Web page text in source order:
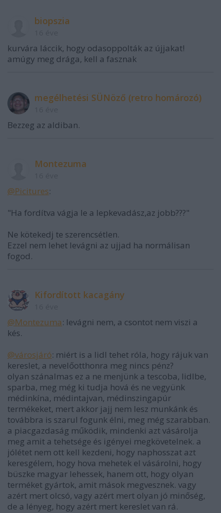
biopszia
kurvára láccik, hogy odasoppolták az újjakat!
amúgy meg drága, kell a fasznak
megélhetési SÜNöző (retro homározó)
Bezzeg az aldiban.
Montezuma
@Picitures:
"Ha fordítva vágja le a lepkevadász,az jobb???"
Ne kötekedj te szerencsétlen.
Ezzel nem lehet levágni az ujjad ha normálisan
fogod.
Kifordított kacagány
@Montezuma: levágni nem, a csontot nem viszi a
kés.
@városjáró: miért is a lidl tehet róla, hogy rájuk van
kereslet, a nevelőotthonra meg nincs pénz?
olyan szánalmas ez a ne menjünk a tescoba, lidlbe,
sparba, meg még ki tudja hová és ne vegyünk
médinkína, médintajvan, médinszingapúr
termékeket, mert akkor jajj nem lesz munkánk és
továbbra is szarul fogunk élni, meg még szarabban.
a piacgazdaság működik, mindenki azt vásárolja
meg amit a tehetsége és igényei megkövetelnek. a
jólétet nem ott kell kezdeni, hogy naphosszat azt
keresgélem, hogy hova mehetek el vásárolni, hogy
büszke magyar lehessek, hanem ott, hogy olyan
terméket gyártok, amit mások megvesznek. vagy
azért mert olcsó, vagy azért mert olyan jó minőség,
de a lényeg, hogy azért mert kereslet van rá.